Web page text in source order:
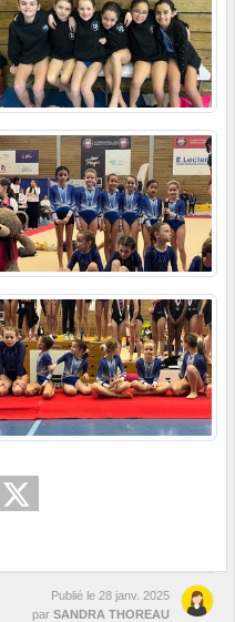
Publié le 28 janv. 2025
par SANDRA THOREAU